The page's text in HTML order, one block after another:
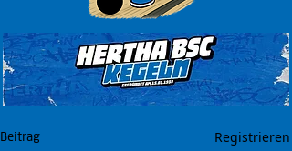
Beitrag Registrieren